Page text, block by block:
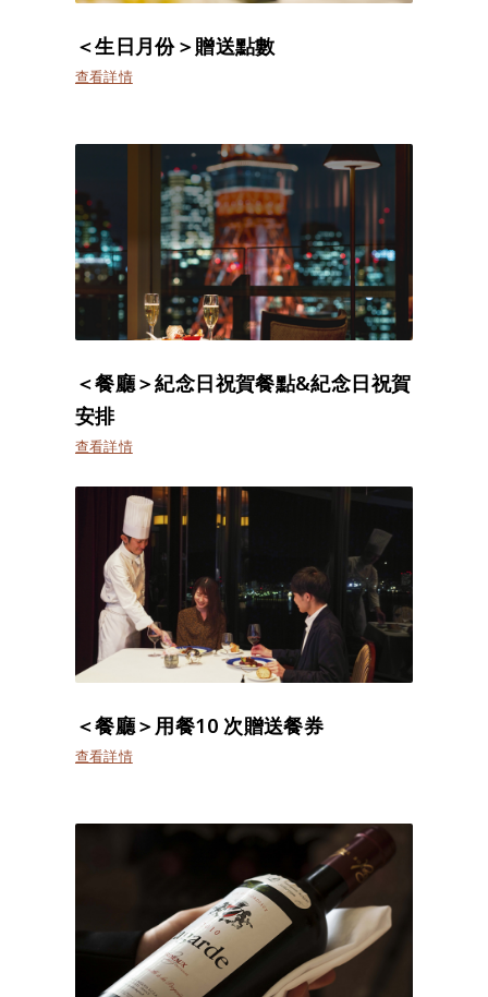
＜生日月份＞贈送點數
查看詳情
＜餐廳＞紀念日祝賀餐點&紀念日祝賀
安排
查看詳情
＜餐廳＞用餐10 次贈送餐券
查看詳情